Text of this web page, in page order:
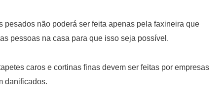
pesados não poderá ser feita apenas pela faxineira que
pessoas na casa para que isso seja possível.
caros e cortinas finas devem ser feitas por empresas
danificados.